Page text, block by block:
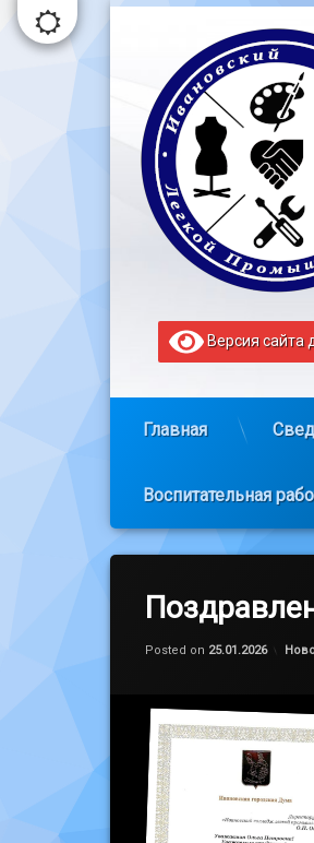
Перейти
содержимому
Версия сайта
Главная
Воспитательная
Новости
Posted on 25.01.2026
by